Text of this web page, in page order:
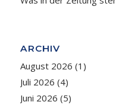
ARCHIV
August 2026 (1)
Juli 2026 (4)
Juni 2026 (5)